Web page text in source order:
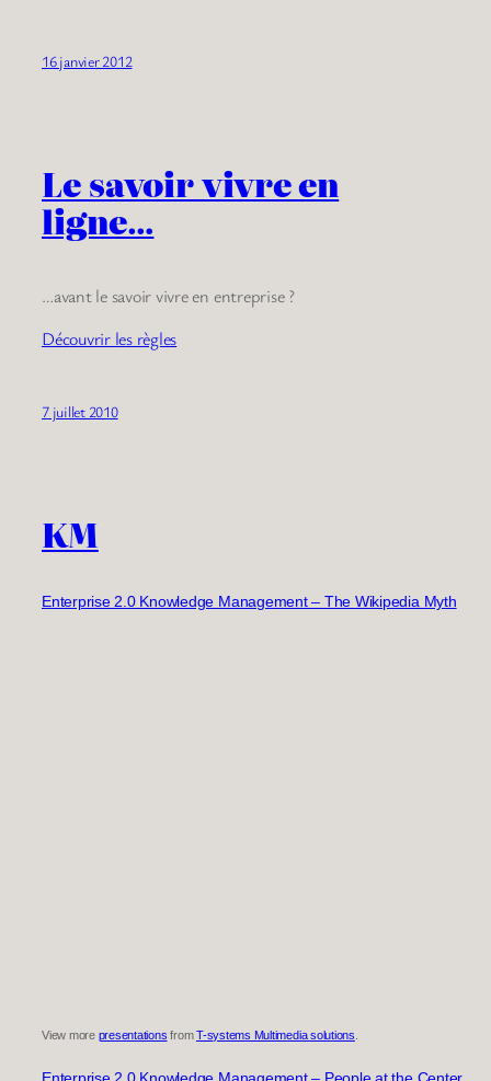
16 janvier 2012
Le savoir vivre en
ligne…
…avant le savoir vivre en entreprise ?
Découvrir les règles
7 juillet 2010
KM
Enterprise 2.0 Knowledge Management – The Wikipedia Myth
View more presentations fromT-systems Multimedia solutions